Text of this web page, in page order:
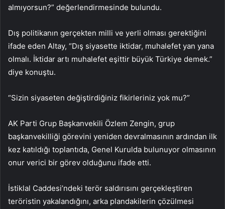
almıyorsun?” değerlendirmesinde bulundu.
Dış politikanın gerçekten milli ve yerli olması gerektiğini
ifade eden Altay, “Dış siyasette iktidar, muhalefet yan yana
olmalı. İktidar artı muhalefet eşittir büyük Türkiye demek.”
diye konuştu.
“Sizin siyaseten değiştirdiğiniz fikirleriniz yok mu?”
AK Parti Grup Başkanvekili Özlem Zengin, grup
başkanvekilliği görevini yeniden devralmasının ardından ilk
kez katıldığı toplantıda, Genel Kurulda bulunuyor olmasının
onur verici bir görev olduğunu ifade etti.
İstiklal Caddesi’ndeki terör saldırısını gerçekleştiren
teröristin yakalandığını, arka plandakilerin çözülmesi